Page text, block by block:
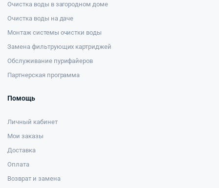
Очистка воды в загородном доме
Очистка воды на даче
Монтаж системы очистки воды
Замена фильтрующих картриджей
Обслуживание пурифайеров
Партнерская программа
Помощь
Личный кабинет
Мои заказы
Доставка
Оплата
Возврат и замена